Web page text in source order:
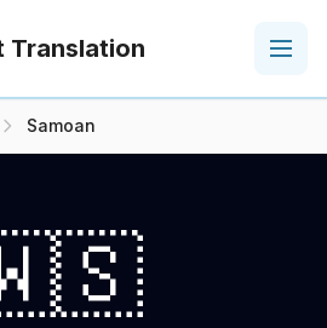
Translation
Samoan